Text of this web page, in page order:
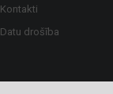
Kontakti
Datu drošība